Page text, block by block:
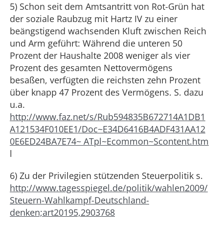
5) Schon seit dem Amtsantritt von Rot-Grün hat
der soziale Raubzug mit Hartz IV zu einer
beängstigend wachsenden Kluft zwischen Reich
und Arm geführt: Während die unteren 50
Prozent der Haushalte 2008 weniger als vier
Prozent des gesamten Nettovermögens
besaßen, verfügten die reichsten zehn Prozent
über knapp 47 Prozent des Vermögens. S. dazu
u.a.
http://www.faz.net/s/Rub594835B672714A1DB1
A121534F010EE1/Doc~E34D6416B4ADF431AA12
0E6ED24BA7E74~ ATpl~Ecommon~Scontent.htm
l
6) Zu der Privilegien stützenden Steuerpolitik s.
http://www.tagesspiegel.de/politik/wahlen2009/
Steuern-Wahlkampf-Deutschland-
denken;art20195,2903768